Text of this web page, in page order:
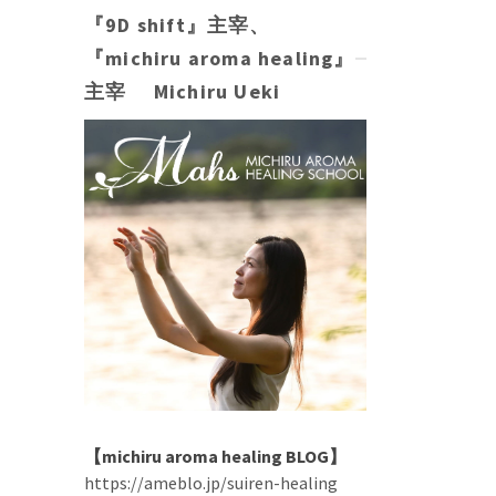
『9D shift』主宰、
『michiru aroma healing』
主宰 Michiru Ueki
【michiru aroma healing BLOG】
https://ameblo.jp/suiren-healing